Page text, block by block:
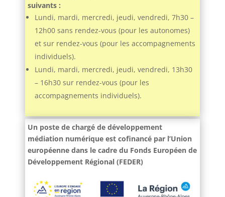
suivants :
Lundi, mardi, mercredi, jeudi, vendredi, 7h30 –
12h00 sans rendez-vous (pour les autonomes)
et sur rendez-vous (pour les accompagnements
individuels).
Lundi, mardi, mercredi, jeudi, vendredi, 13h30
– 16h30 sur rendez-vous (pour les
accompagnements individuels).
Un poste de chargé de développement
médiation numérique est cofinancé par l’Union
européenne dans le cadre du Fonds Européen de
Développement Régional (FEDER)